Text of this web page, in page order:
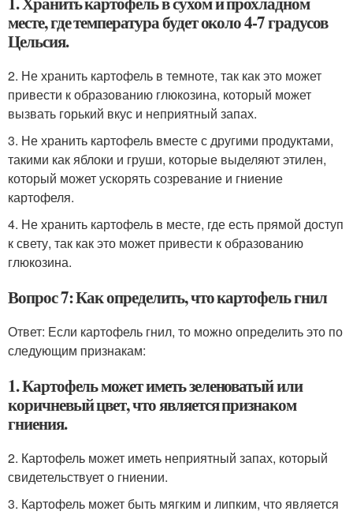
месте, где температура будет около 4-7 градусов
Цельсия.
2. Не хранить картофель в темноте, так как это может
привести к образованию глюкозина, который может
вызвать горький вкус и неприятный запах.
3. Не хранить картофель вместе с другими продуктами,
такими как яблоки и груши, которые выделяют этилен,
который может ускорять созревание и гниение
картофеля.
4. Не хранить картофель в месте, где есть прямой доступ
к свету, так как это может привести к образованию
глюкозина.
Вопрос 7: Как определить, что картофель гнил
Ответ: Если картофель гнил, то можно определить это по
следующим признакам:
1. Картофель может иметь зеленоватый или
коричневый цвет, что является признаком
гниения.
2. Картофель может иметь неприятный запах, который
свидетельствует о гниении.
3. Картофель может быть мягким и липким, что является